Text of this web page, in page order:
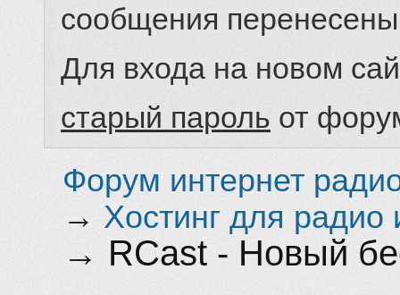
сообщения
Для входа на новом
старый пароль от
Форум интернет
→ Хостинг для радио
→ RCast - Новый